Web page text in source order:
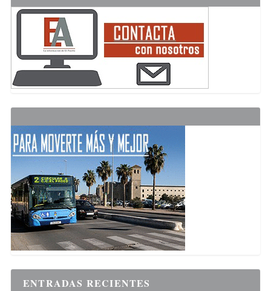
ENTRADAS RECIENTES